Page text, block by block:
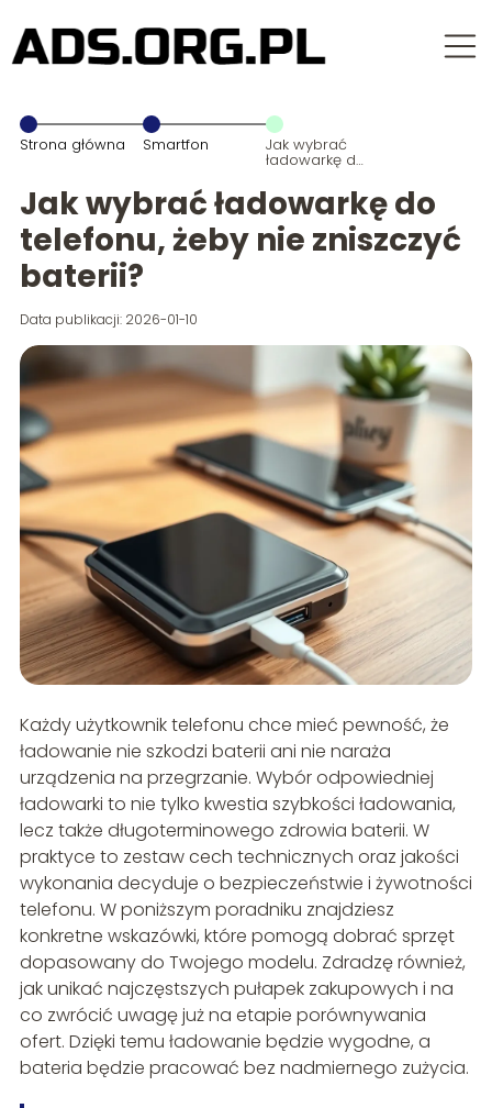
Strona główna Smartfon Jak wybrać
ładowarkę do
nie zniszczyć
baterii?
Jak wybrać ładowarkę do
telefonu, żeby nie zniszczyć
baterii?
Data publikacji: 2026-01-10
Każdy użytkownik telefonu chce mieć pewność, że
ładowanie nie szkodzi baterii ani nie naraża
urządzenia na przegrzanie. Wybór odpowiedniej
ładowarki to nie tylko kwestia szybkości ładowania,
lecz także długoterminowego zdrowia baterii. W
praktyce to zestaw cech technicznych oraz jakości
wykonania decyduje o bezpieczeństwie i żywotności
telefonu. W poniższym poradniku znajdziesz
konkretne wskazówki, które pomogą dobrać sprzęt
dopasowany do Twojego modelu. Zdradzę również,
jak unikać najczęstszych pułapek zakupowych i na
co zwrócić uwagę już na etapie porównywania
ofert. Dzięki temu ładowanie będzie wygodne, a
bateria będzie pracować bez nadmiernego zużycia.